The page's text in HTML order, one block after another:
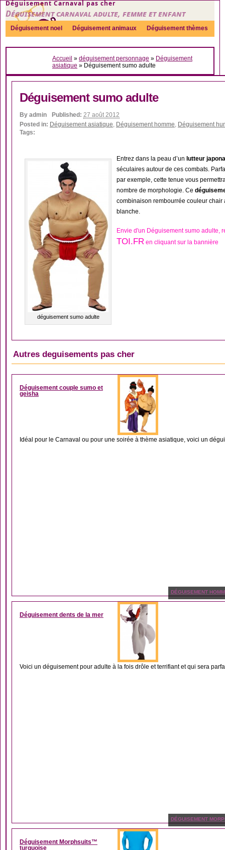
Déguisement Carnaval pas cher
Déguisement carnaval adulte, femme et enfant
Déguisement noel Déguisement animaux Déguisement thèmes
Sexy Déguisement couple Déguisements par genre Idées
Accueil » déguisement personnage » Déguisement
asiatique » Déguisement sumo adulte
Déguisement sumo adulte
By admin Published: 27 août 2012
Posted in: Déguisement asiatique, Déguisement homme, Déguisement
Tags:
déguisement sumo adulte
Entrez dans la peau d’un lutteur
séculaires autour de ces combats.
par exemple, cette tenue vous
nombre de morphologie. Ce
combinaison rembourrée couleur
blanche.
Envie d'un Déguisement sumo adulte,
TOI.FR en cliquant sur la bannière
Autres deguisements pas cher
DÉGUISEMENT
Déguisement couple sumo et
geisha
Idéal pour le Carnaval ou pour une soirée à thème asiatique, voici un
DÉGUISEMENT
Déguisement dents de la mer
Voici un déguisement pour adulte à la fois drôle et terrifiant et qui sera
DÉGUISEMENT
Déguisement Morphsuits™
turquoise